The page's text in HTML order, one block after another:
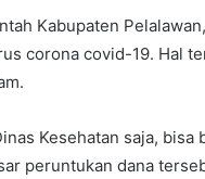
Kabupaten
corona covid-19. Hal
Kesehatan saja,
peruntukan dana